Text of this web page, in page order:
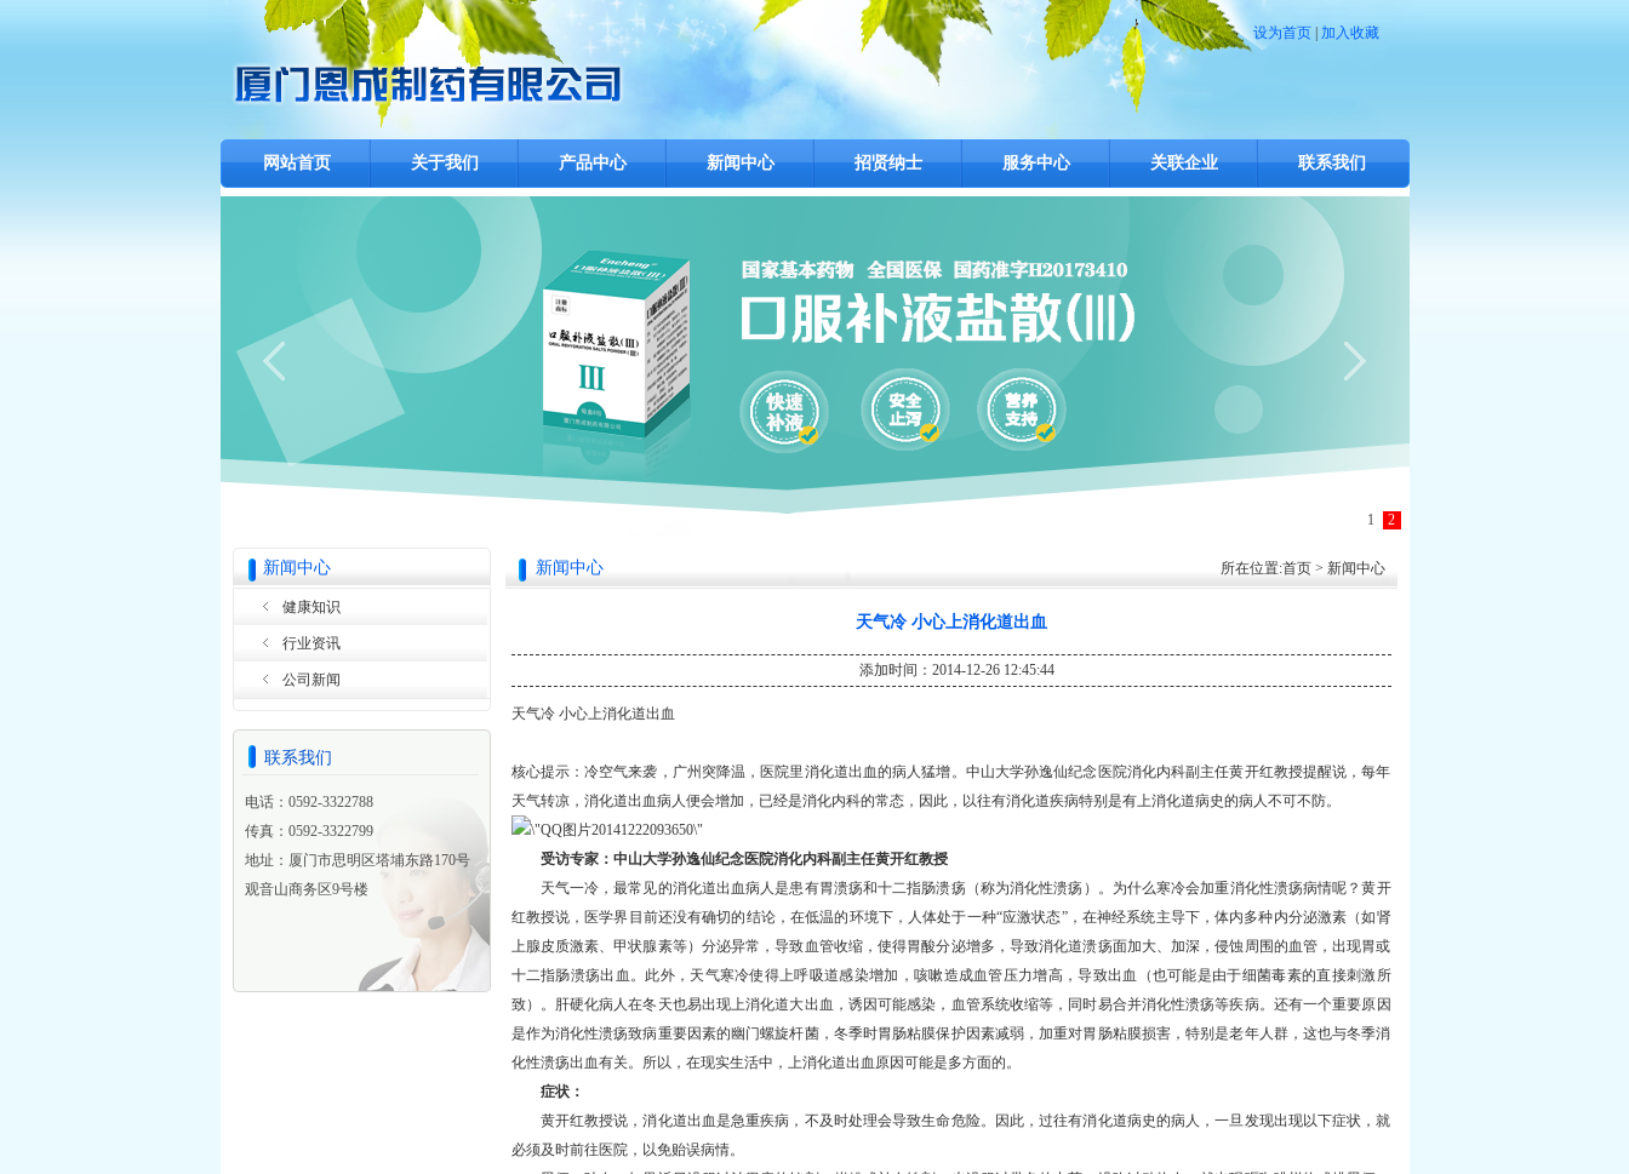
设为首页 加入收藏
网站首页 关于我们 产品中心 新闻中心 招贤纳士 服务中心 关联企业 联系我们
1 2
新闻中心
健康知识
行业资讯
公司新闻
联系我们
电话：0592-3322788
传真：0592-3322799
地址：厦门市思明区塔埔东路170号
观音山商务区9号楼
所在位置:首页> 新闻中心
新闻中心
天气冷 小心上消化道出血
添加时间：2014-12-26 12:45:44
天气冷 小心上消化道出血
核心提示：冷空气来袭，广州突降温，医院里消化道出血的病人猛增。中山大学孙逸仙纪念医院消化内科副主任黄开红教授提醒说，每年
天气转凉，消化道出血病人便会增加，已经是消化内科的常态，因此，以往有消化道疾病特别是有上消化道病史的病人不可不防。
受访专家： 中山大学孙逸仙纪念医院消化内科副主任黄开红教授
天气一冷，最常见的消化道出血病人是患有胃溃疡和十二指肠溃疡 （称为消化性溃疡 ）。为什么寒冷会加重消化性溃疡病情呢？黄开
红教授说，医学界目前还没有确切的结论，在低温的环境下，人体处于一种“应激状态”，在神经系统主导下，体内多种内分泌激素（如肾
上腺皮质激素、甲状腺素等）分泌异常，导致血管收缩，使得胃酸分泌增多，导致消化道溃疡面加大、加深，侵蚀周围的血管，出现胃或
十二指肠溃疡出血 。此外，天气寒冷使得上呼吸道感染增加，咳嗽造成血管压力增高，导致出血（也可能是由于细菌毒素的直接刺激所
致）。 肝硬化病人在冬天也易出现上消化道大出血，诱因可能感染，血管系统收缩等，同时易合并消化性溃疡等疾病。还有一个重要原因
是作为消化性溃疡致病重要因素的幽门螺旋杆菌，冬季时胃肠粘膜保护因素减弱，加重对胃肠粘膜损害，特别是老年人群，这也与冬季消
化性溃疡出血有关。所以，在现实生活中， 上消化道出血 原因可能是多方面的。
症状：
黄开红教授说，消化道出血是急重疾病，不及时处理会导致生命危险。因此，过往有消化道病史的病人，一旦发现出现以下症状，就
必须及时前往医院，以免贻误病情。